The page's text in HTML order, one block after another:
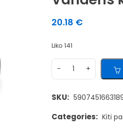
20.18 €
Liko 141
SKU:
Categories: Kiti